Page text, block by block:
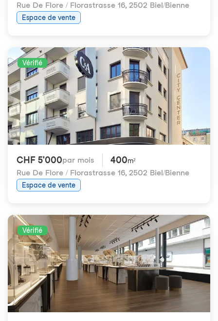
Rue De Flore / Florastrasse 16, 2502 Biel/Bienne
Espace de vente
Vérifié
CHF 5'000par mois 400m²
Rue De Flore / Florastrasse 16, 2502 Biel/Bienne
Espace de vente
Vérifié